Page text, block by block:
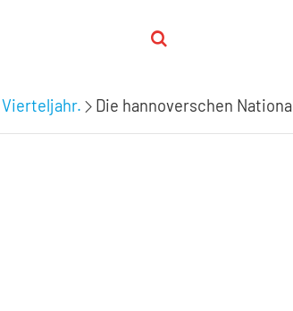
Die hannoverschen